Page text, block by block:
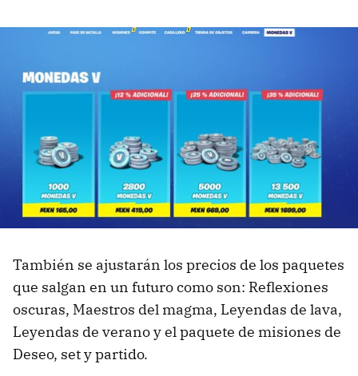
También se ajustarán los precios de los paquetes
que salgan en un futuro como son: Reflexiones
oscuras, Maestros del magma, Leyendas de lava,
Leyendas de verano y el paquete de misiones de
Deseo, set y partido.